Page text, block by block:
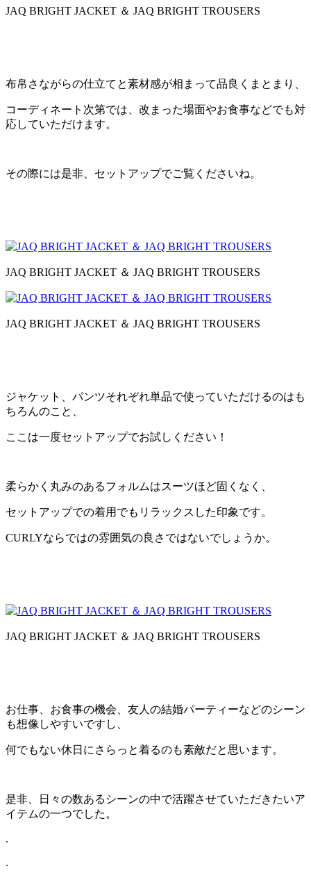
JAQ BRIGHT JACKET ＆ JAQ BRIGHT TROUSERS
布帛さながらの仕立てと素材感が相まって品良くまとまり、
コーディネート次第では、改まった場面やお食事などでも対
応していただけます。
その際には是非、セットアップでご覧くださいね。
JAQ BRIGHT JACKET ＆ JAQ BRIGHT TROUSERS
JAQ BRIGHT JACKET ＆ JAQ BRIGHT TROUSERS
ジャケット、パンツそれぞれ単品で使っていただけるのはも
ちろんのこと、
ここは一度セットアップでお試しください！
柔らかく丸みのあるフォルムはスーツほど固くなく、
セットアップでの着用でもリラックスした印象です。
CURLYならではの雰囲気の良さではないでしょうか。
JAQ BRIGHT JACKET ＆ JAQ BRIGHT TROUSERS
お仕事、お食事の機会、友人の結婚パーティーなどのシーン
も想像しやすいですし、
何でもない休日にさらっと着るのも素敵だと思います。
是非、日々の数あるシーンの中で活躍させていただきたいア
イテムの一つでした。
.
.